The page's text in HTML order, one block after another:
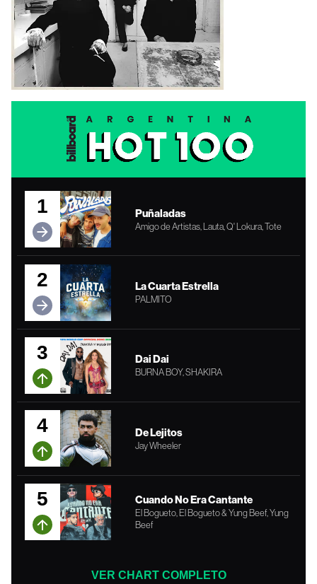
1 Puñaladas
Amigo de Artistas, Lauta, Q' Lokura, Tote
2 La Cuarta Estrella
PALMITO
3 Dai Dai
BURNA BOY, SHAKIRA
4 De Lejitos
Jay Wheeler
5 Cuando No Era Cantante
El Bogueto, El Bogueto & Yung Beef, Yung
Beef
VER CHART COMPLETO